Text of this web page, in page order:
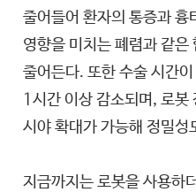
줄어들어 환자의 통증과 흉
영향을 미치는 폐렴과 같은
줄어든다. 또한 수술 시간
1시간 이상 감소되며, 로봇
시야 확대가 가능해 정밀성
지금까지는 로봇을 사용하